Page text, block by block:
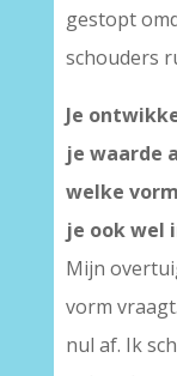
gestopt
schouders
Je
je waarde
welke
je ook wel
Mijn
vorm
nul af. Ik